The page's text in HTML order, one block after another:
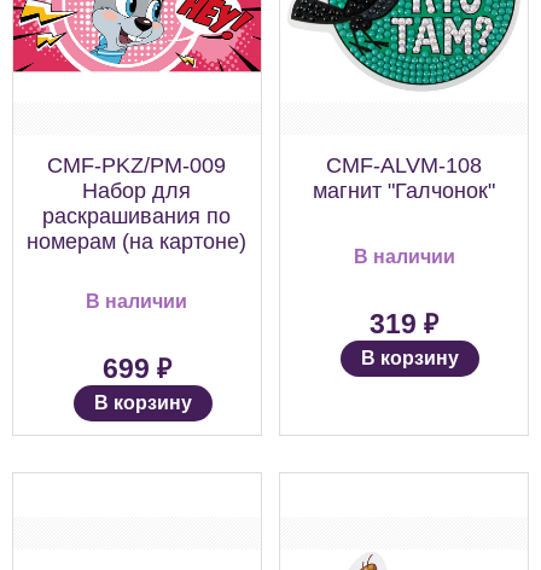
CMF-PKZ/PM-009
Набор для
раскрашивания по
номерам (на картоне)
В наличии
699 ₽
В корзину
CMF-ALVM-108
магнит "Галчонок"
В наличии
319 ₽
В корзину